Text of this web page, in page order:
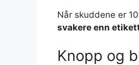
Når skuddene er
svakere enn
Knopp og